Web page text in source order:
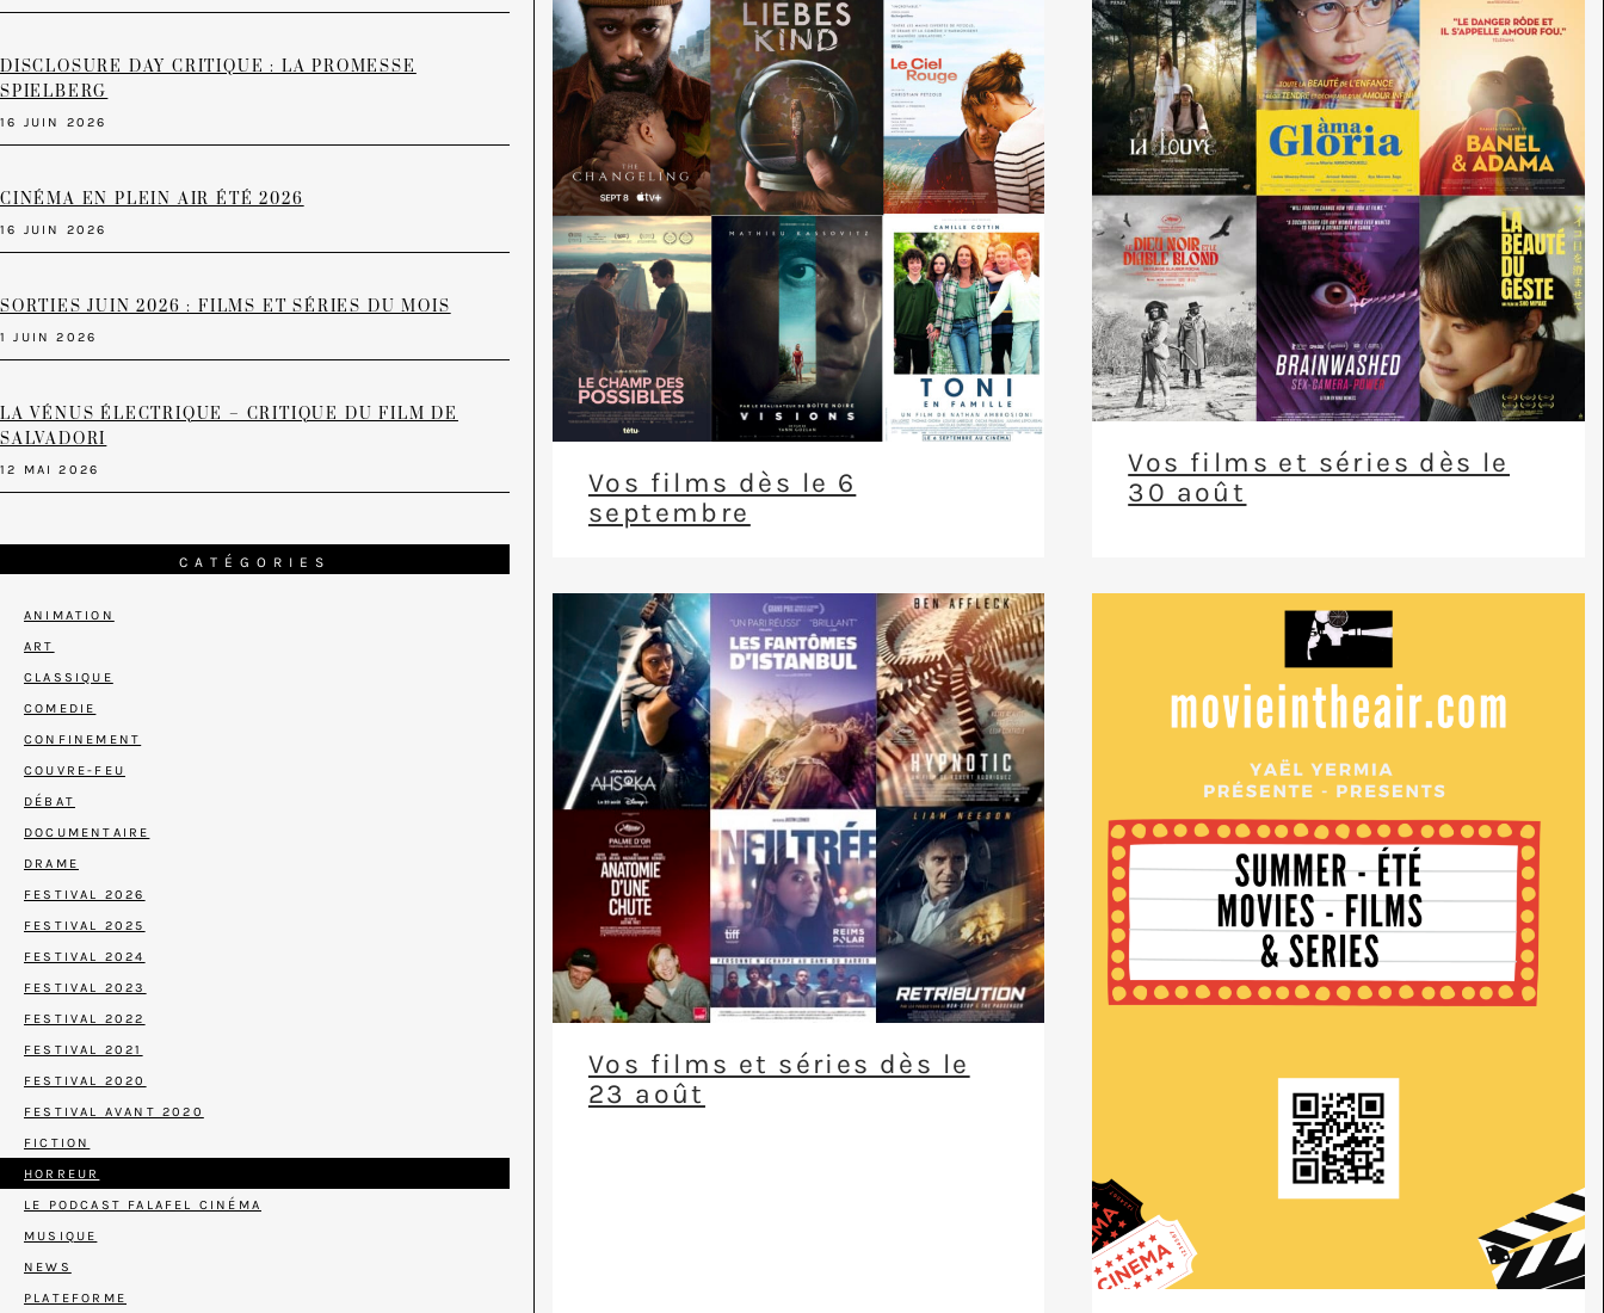
DISCLOSURE DAY CRITIQUE : LA PROMESSE
SPIELBERG
16 JUIN 2026
CINÉMA EN PLEIN AIR ÉTÉ 2026
16 JUIN 2026
SORTIES JUIN 2026 : FILMS ET SÉRIES DU MOIS
1 JUIN 2026
LA VÉNUS ÉLECTRIQUE – CRITIQUE DU FILM DE
SALVADORI
12 MAI 2026
CATÉGORIES
ANIMATION
ART
CLASSIQUE
COMEDIE
CONFINEMENT
COUVRE-FEU
DÉBAT
DOCUMENTAIRE
DRAME
FESTIVAL 2026
FESTIVAL 2025
FESTIVAL 2024
FESTIVAL 2023
FESTIVAL 2022
FESTIVAL 2021
FESTIVAL 2020
FESTIVAL AVANT 2020
FICTION
HORREUR
LE PODCAST FALAFEL CINÉMA
MUSIQUE
NEWS
PLATEFORME
Vos films dès le 6
septembre
Vos films et séries dès le
30 août
Vos films et séries dès le
23 août